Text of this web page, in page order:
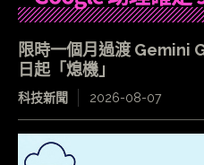
限時一個月過渡 Gemini
日起「熄機」
科技新聞 2026-08-07